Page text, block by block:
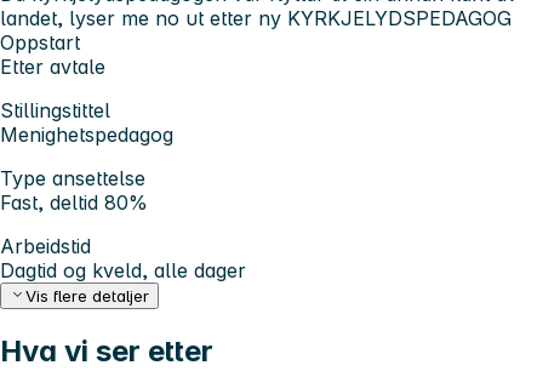
landet, lyser me no ut etter ny KYRKJELYDSPEDAGOG
Oppstart
Etter avtale
Stillingstittel
Menighetspedagog
Type ansettelse
Fast, deltid 80%
Arbeidstid
Dagtid og kveld, alle dager
Vis flere detaljer
Hva vi ser etter